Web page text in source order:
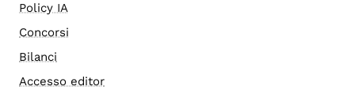
Policy IA
Concorsi
Bilanci
Accesso editor